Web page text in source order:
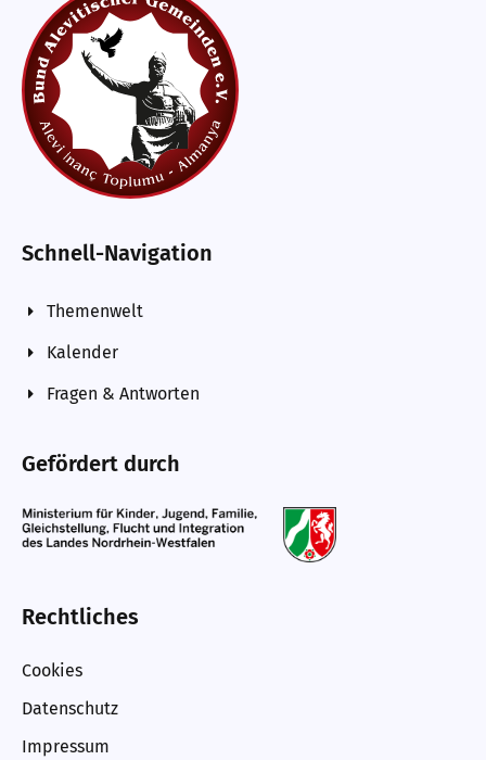
Schnell-Navigation
Themenwelt
Kalender
Fragen & Antworten
Gefördert durch
Rechtliches
Cookies
Datenschutz
Impressum